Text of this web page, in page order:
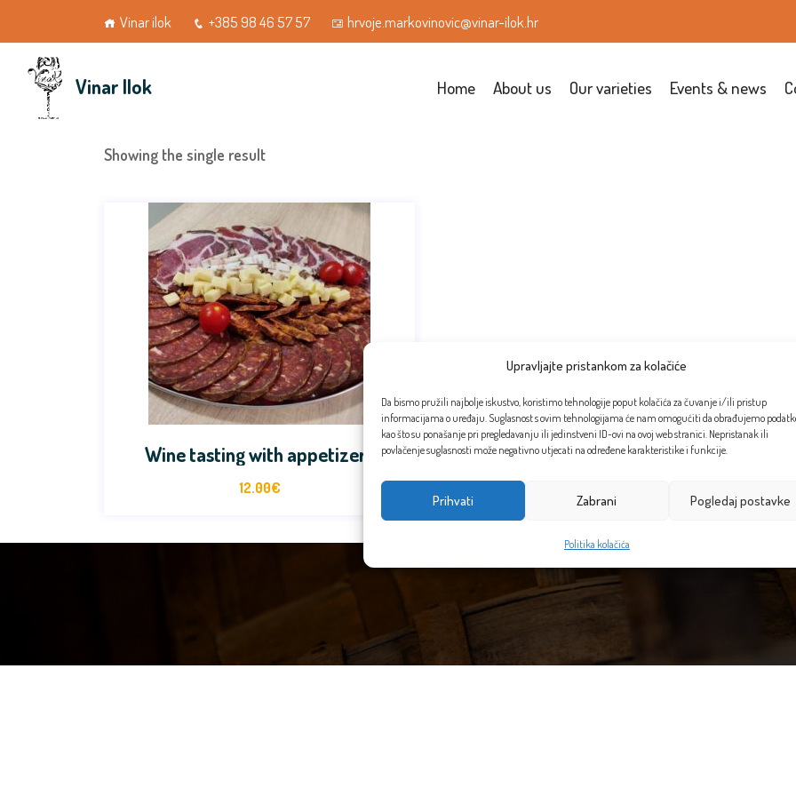
Upravljajte pristankom za kolačiće
Da bismo pružili najbolje iskustvo, koristimo tehnologije poput kolačića za čuvanje i/ili pristup
informacijama o uređaju. Suglasnost s ovim tehnologijama će nam omogućiti da obrađujemo
kao što su ponašanje pri pregledavanju ili jedinstveni ID-ovi na ovoj web stranici. Nepristanak ili
povlačenje suglasnosti može negativno utjecati na određene karakteristike i funkcije.
Prihvati Zabrani Pogledaj postavke
Politika kolačića
Vinar ilok +385 98 46 57 57 hrvoje.markovinovic@vinar-ilok.hr
Vinar Ilok Home About us Our varieties Events & news
Showing the single result
Wine tasting with appetizers
12.00€